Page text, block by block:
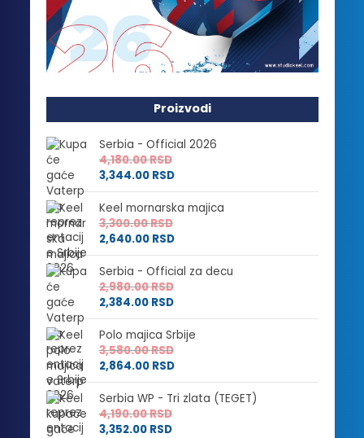
Proizvodi
Serbia - Official 2026
4,180.00RSD
3,344.00 RSD
Keel mornarska majica
3,300.00RSD
2,640.00 RSD
Serbia - Official za decu
2,980.00RSD
2,384.00 RSD
Polo majica Srbije
3,580.00RSD
2,864.00 RSD
Serbia WP - Tri zlata (TEGET)
4,190.00RSD
3,352.00 RSD